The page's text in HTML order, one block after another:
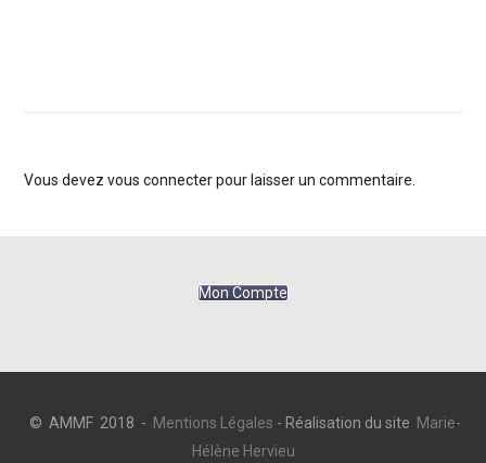
Vous devez vous connecterpour laisser un commentaire.
Mon Compte
© AMMF 2018 - Mentions Légales - Réalisation du site Marie-
Hélène Hervieu